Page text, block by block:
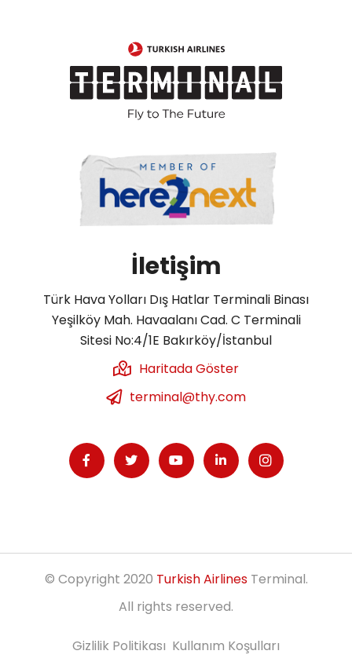
İletişim
Türk Hava Yolları Dış Hatlar Terminali Binası
Yeşilköy Mah. Havaalanı Cad. C Terminali
Sitesi No:4/1E Bakırköy/İstanbul
Haritada Göster
terminal@thy.com
© Copyright 2020 Turkish AirlinesTerminal.
All rights reserved.
Gizlilik Politikası Kullanım Koşulları